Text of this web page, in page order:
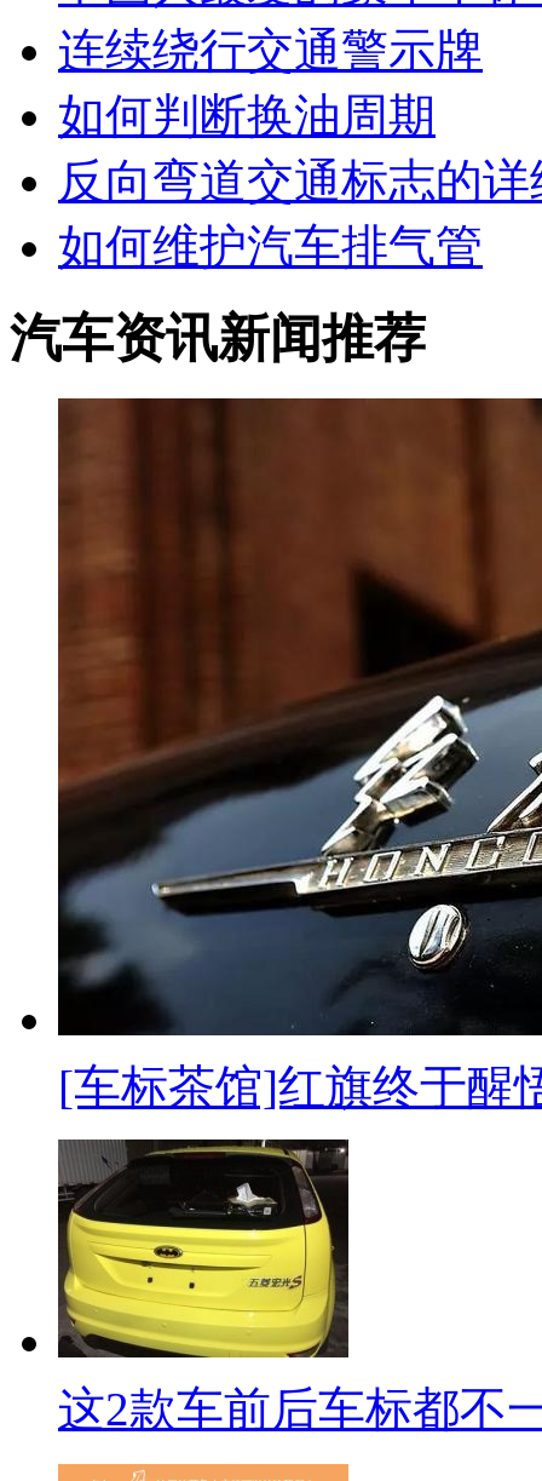
连续绕行交通警示牌
如何判断换油周期
反向弯道交通标志的详
如何维护汽车排气管
汽车资讯新闻推荐
[车标茶馆]红旗终于醒
这2款车前后车标都不